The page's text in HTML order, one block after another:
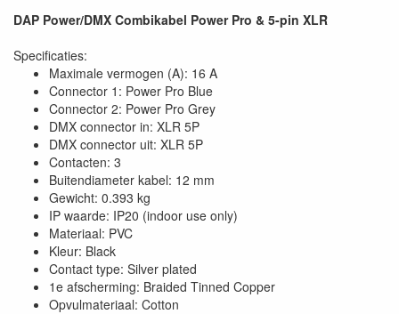
DAP Power/DMX Combikabel Power Pro & 5-pin XLR
Specificaties:
Maximale vermogen (A): 16 A
Connector 1: Power Pro Blue
Connector 2: Power Pro Grey
DMX connector in: XLR 5P
DMX connector uit: XLR 5P
Contacten: 3
Buitendiameter kabel: 12 mm
Gewicht: 0.393 kg
IP waarde: IP20 (indoor use only)
Materiaal: PVC
Kleur: Black
Contact type: Silver plated
1e afscherming: Braided Tinned Copper
Opvulmateriaal: Cotton